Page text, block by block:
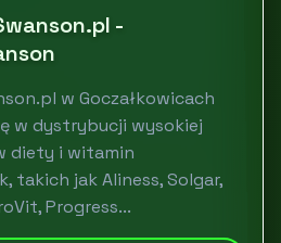
-
w Goczałkowicach
w dystrybucji wysokiej
diety i witamin
takich jak Aliness, Solgar,
Progress...